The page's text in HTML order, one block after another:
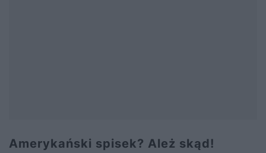
Amerykański spisek? Ależ skąd!